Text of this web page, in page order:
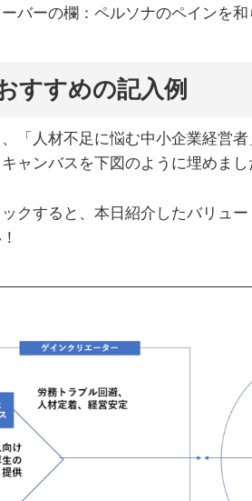
バーの欄：ペルソナのペインを
すすめの記入例
「人材不足に悩む中小企業経営
ャンバスを下図のように埋めまし
クすると、本日紹介したバリュ